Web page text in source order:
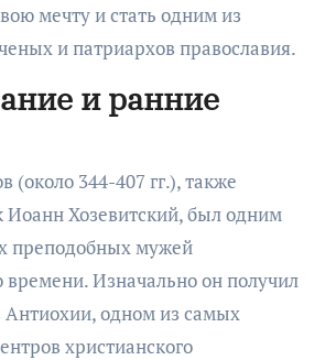
мечту и стать одним из
и патриархов православия.
и ранние
(около 344-407 гг.), также
Иоанн Хозевитский, был одним
преподобных мужей
времени. Изначально он получил
Антиохии, одном из самых
христианского